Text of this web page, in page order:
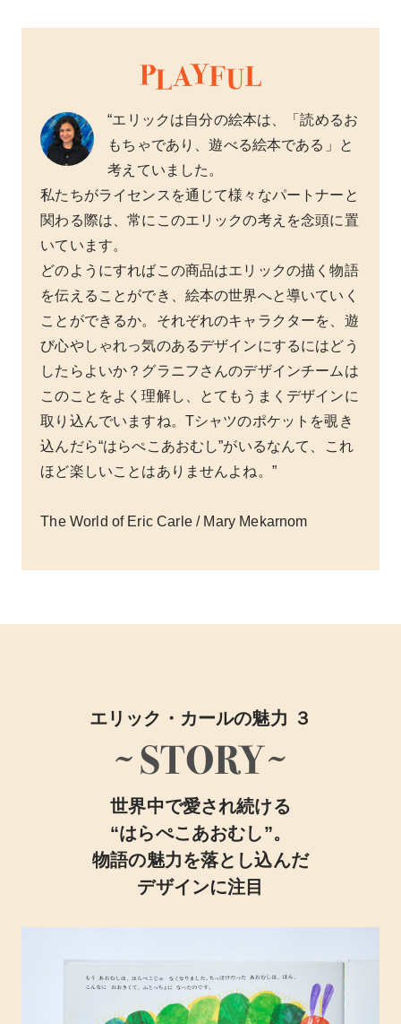
“エリックは自分の絵本は、「読めるお
もちゃであり、遊べる絵本である」と
考えていました。
私たちがライセンスを通じて様々なパートナーと
関わる際は、常にこのエリックの考えを念頭に置
いています。
どのようにすればこの商品はエリックの描く物語
を伝えることができ、絵本の世界へと導いていく
ことができるか。それぞれのキャラクターを、遊
び心やしゃれっ気のあるデザインにするにはどう
したらよいか？グラニフさんのデザインチームは
このことをよく理解し、とてもうまくデザインに
取り込んでいますね。Tシャツのポケットを覗き
込んだら“はらぺこあおむし”がいるなんて、これ
ほど楽しいことはありませんよね。”
The World of Eric Carle / Mary Mekarnom
エリック・カールの魅力 ３
世界中で愛され続ける
“はらぺこあおむし”。
物語の魅力を落とし込んだ
デザインに注目